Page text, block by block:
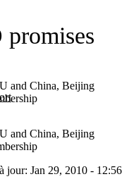
promises
and China, Beijing
and China, Beijing
jour: Jan 29, 2010 - 12:56